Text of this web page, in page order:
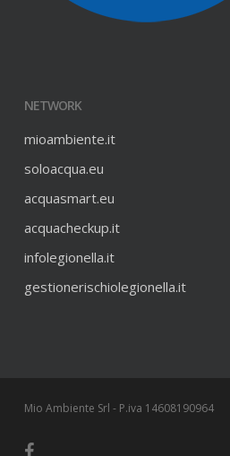
NETWORK
mioambiente.it
soloacqua.eu
acquasmart.eu
acquacheckup.it
infolegionella.it
gestionerischiolegionella.it
Mio Ambiente Srl - P.iva 14608190964
facebook